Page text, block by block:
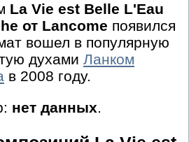
La Vie est Belle L'Eau
от Lancome появился
вошел в популярную
духами Ланком
в 2008 году.
нет данных.